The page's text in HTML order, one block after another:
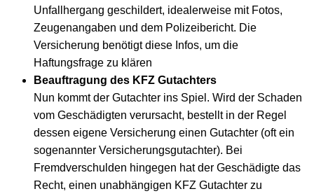
Unfallhergang geschildert, idealerweise mit Fotos,
Zeugenangaben und dem Polizeibericht. Die
Versicherung benötigt diese Infos, um die
Haftungsfrage zu klären
Beauftragung des KFZ Gutachters
Nun kommt der Gutachter ins Spiel. Wird der Schaden
vom Geschädigten verursacht, bestellt in der Regel
dessen eigene Versicherung einen Gutachter (oft ein
sogenannter Versicherungsgutachter). Bei
Fremdverschulden hingegen hat der Geschädigte das
Recht, einen unabhängigen KFZ Gutachter zu